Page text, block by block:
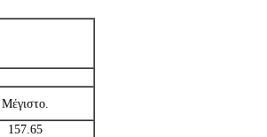
Μέγιστο.
157.65